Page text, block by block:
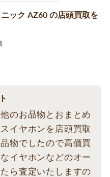
ック AZ60 の店頭買取を
のお品物とおまとめ
イヤホンを店頭買取
物でしたので高価買
イヤホンなどのオー
ら査定いたしますの